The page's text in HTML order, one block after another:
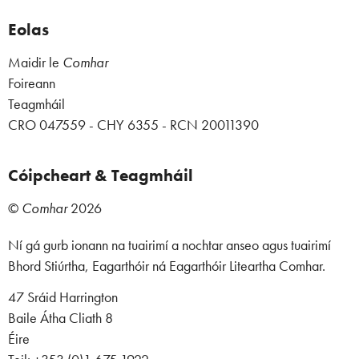
Eolas
Maidir le Comhar
Foireann
Teagmháil
CRO 047559 - CHY 6355 - RCN 20011390
Cóipcheart & Teagmháil
© Comhar2026
Ní gá gurb ionann na tuairimí a nochtar anseo agus tuairimí
Bhord Stiúrtha, Eagarthóir ná Eagarthóir Liteartha Comhar.
47 Sráid Harrington
Baile Átha Cliath 8
Éire